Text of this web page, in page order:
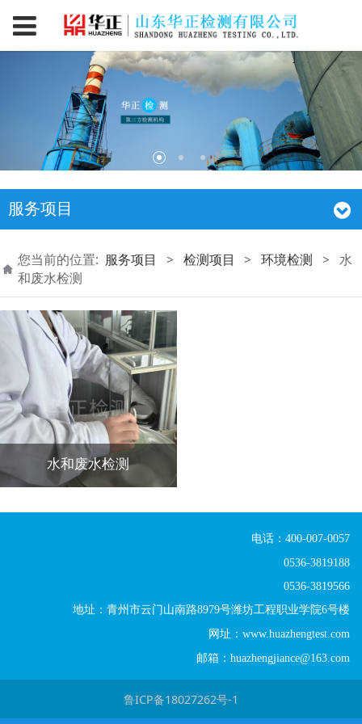
服务项目
您当前的位置: 服务项目 > 检测项目 > 环境检测 > 水
和废水检测
水和废水检测
电话：400-007-0057
0536-3819188
0536-3819566
地址：青州市云门山南路8979号潍坊工程职业学院6号楼
网址：www.huazhengtest.com
邮箱：huazhengjiance@163.com
鲁ICP备18027262号-1